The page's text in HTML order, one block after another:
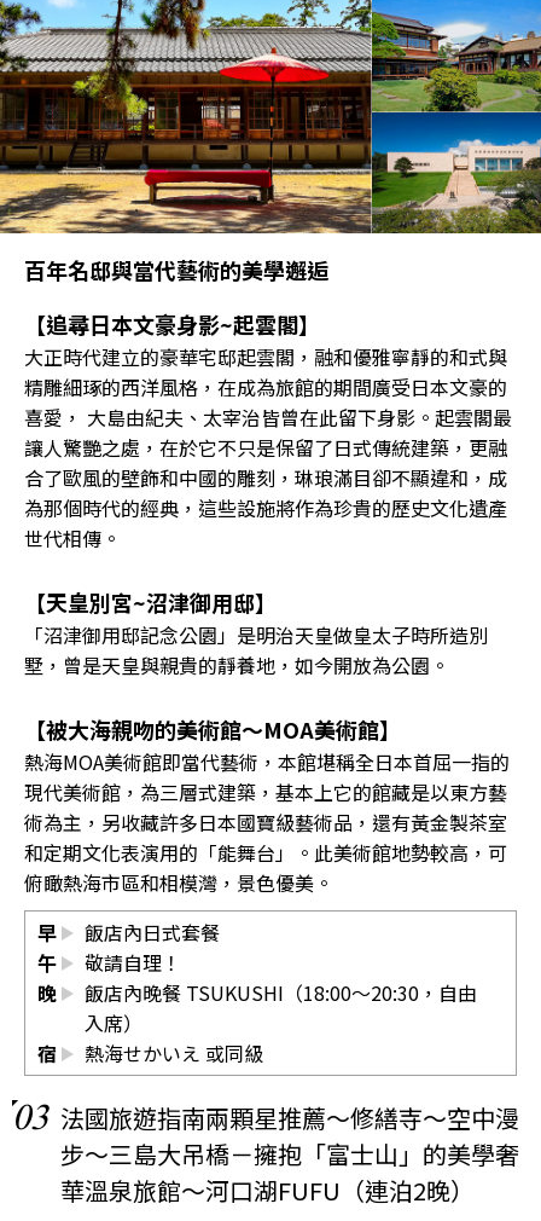
百年名邸與當代藝術的美學邂逅
【追尋日本文豪身影~起雲閣】
大正時代建立的豪華宅邸起雲閣，融和優雅寧靜的和式與
精雕細琢的西洋風格，在成為旅館的期間廣受日本文豪的
喜愛， 大島由紀夫、太宰治皆曾在此留下身影。起雲閣最
讓人驚艷之處，在於它不只是保留了日式傳統建築，更融
合了歐風的壁飾和中國的雕刻，琳琅滿目卻不顯違和，成
為那個時代的經典，這些設施將作為珍貴的歷史文化遺產
世代相傳。
【天皇別宮~沼津御用邸】
「沼津御用邸記念公園」是明治天皇做皇太子時所造別
墅，曾是天皇與親貴的靜養地，如今開放為公園。
【被大海親吻的美術館～MOA美術館】
熱海MOA美術館即當代藝術，本館堪稱全日本首屈一指的
現代美術館，為三層式建築，基本上它的館藏是以東方藝
術為主，另收藏許多日本國寶級藝術品，還有黃金製茶室
和定期文化表演用的「能舞台」。此美術館地勢較高，可
俯瞰熱海市區和相模灣，景色優美。
早
飯店內日式套餐
午
敬請自理！
晚
飯店內晚餐 TSUKUSHI（18:00～20:30，自由
入席）
宿
熱海せかいえ 或同級
03 法國旅遊指南兩顆星推薦～修繕寺～空中漫
步～三島大吊橋－擁抱「富士山」的美學奢
華溫泉旅館～河口湖FUFU（連泊2晚）